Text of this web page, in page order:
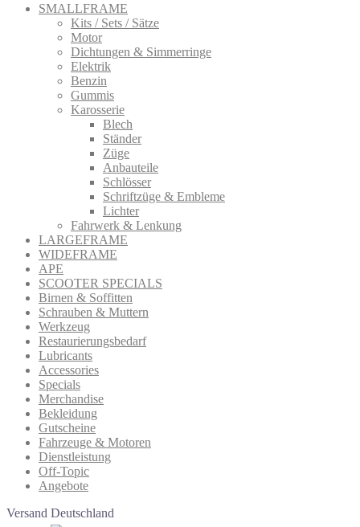
SMALLFRAME
Kits / Sets / Sätze
Motor
Dichtungen & Simmerringe
Elektrik
Benzin
Gummis
Karosserie
Blech
Ständer
Züge
Anbauteile
Schlösser
Schriftzüge & Embleme
Lichter
Fahrwerk & Lenkung
LARGEFRAME
WIDEFRAME
APE
SCOOTER SPECIALS
Birnen & Soffitten
Schrauben & Muttern
Werkzeug
Restaurierungsbedarf
Lubricants
Accessories
Specials
Merchandise
Bekleidung
Gutscheine
Fahrzeuge & Motoren
Dienstleistung
Off-Topic
Angebote
Versand Deutschland